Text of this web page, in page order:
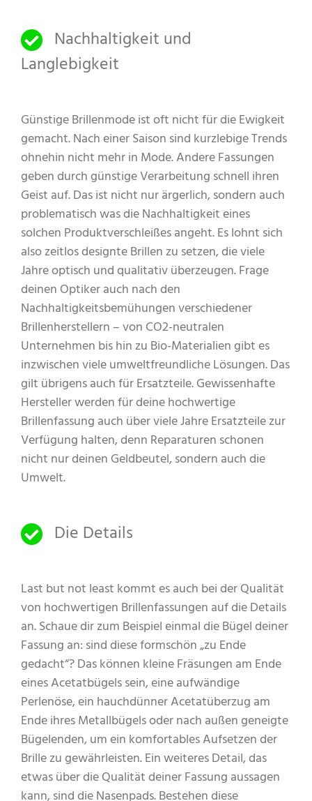
Nachhaltigkeit und
Langlebigkeit
Günstige Brillenmode ist oft nicht für die Ewigkeit
gemacht. Nach einer Saison sind kurzlebige Trends
ohnehin nicht mehr in Mode. Andere Fassungen
geben durch günstige Verarbeitung schnell ihren
Geist auf. Das ist nicht nur ärgerlich, sondern auch
problematisch was die Nachhaltigkeit eines
solchen Produktverschleißes angeht. Es lohnt sich
also zeitlos designte Brillen zu setzen, die viele
Jahre optisch und qualitativ überzeugen. Frage
deinen Optiker auch nach den
Nachhaltigkeitsbemühungen verschiedener
Brillenherstellern – von CO2-neutralen
Unternehmen bis hin zu Bio-Materialien gibt es
inzwischen viele umweltfreundliche Lösungen. Das
gilt übrigens auch für Ersatzteile. Gewissenhafte
Hersteller werden für deine hochwertige
Brillenfassung auch über viele Jahre Ersatzteile zur
Verfügung halten, denn Reparaturen schonen
nicht nur deinen Geldbeutel, sondern auch die
Umwelt.
Die Details
Last but not least kommt es auch bei der Qualität
von hochwertigen Brillenfassungen auf die Details
an. Schaue dir zum Beispiel einmal die Bügel deiner
Fassung an: sind diese formschön „zu Ende
gedacht“? Das können kleine Fräsungen am Ende
eines Acetatbügels sein, eine aufwändige
Perlenöse, ein hauchdünner Acetatüberzug am
Ende ihres Metallbügels oder nach außen geneigte
Bügelenden, um ein komfortables Aufsetzen der
Brille zu gewährleisten. Ein weiteres Detail, das
etwas über die Qualität deiner Fassung aussagen
kann, sind die Nasenpads. Bestehen diese